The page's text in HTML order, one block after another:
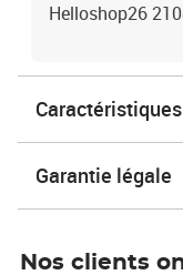
Helloshop26
Caractéristiques
Garantie légale
Nos clients